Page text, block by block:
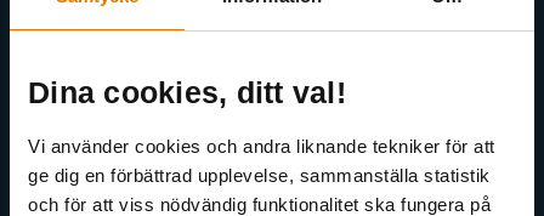
Dina cookies, ditt val!
Vi använder cookies och andra liknande tekniker för att
ge dig en förbättrad upplevelse, sammanställa statistik
och för att viss nödvändig funktionalitet ska fungera på
medlem finns även nyhetsbrev inom olika ämnen.
Välj ämne